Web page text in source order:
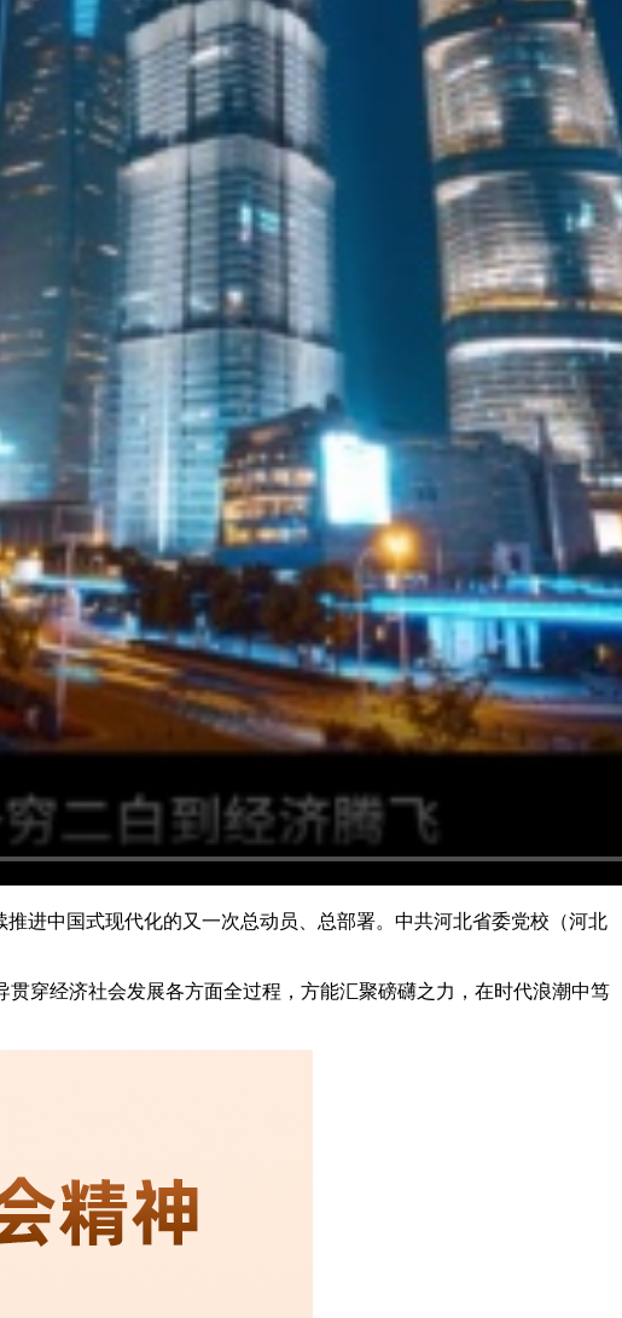
进中国式现代化的又一次总动员、总部署。中共河北省委党校（河北
穿经济社会发展各方面全过程，方能汇聚磅礴之力，在时代浪潮中笃